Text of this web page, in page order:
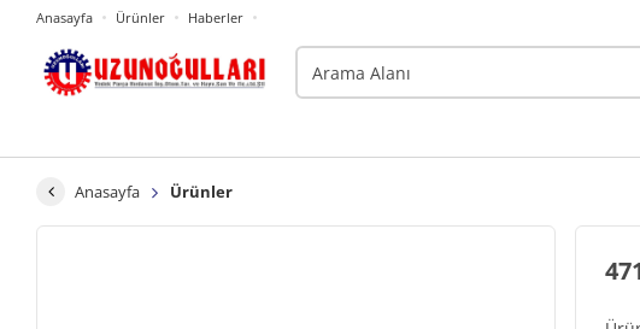
Anasayfa Ürünler Haberler
Anasayfa Ürünler